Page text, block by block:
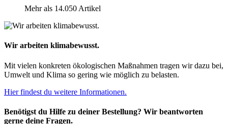
Mehr als 14.050 Artikel
Wir arbeiten klimabewusst.
Mit vielen konkreten ökologischen Maßnahmen tragen wir dazu bei,
Umwelt und Klima so gering wie möglich zu belasten.
Hier findest du weitere Informationen.
Benötigst du Hilfe zu deiner Bestellung? Wir beantworten
gerne deine Fragen.